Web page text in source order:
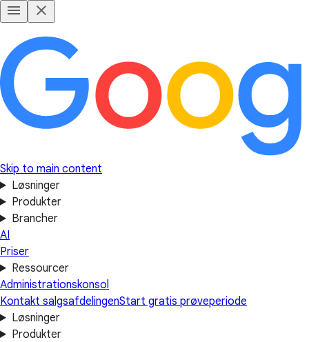
Skip to main content
Løsninger
Produkter
Brancher
AI
Priser
Ressourcer
Administrationskonsol
Kontakt salgsafdelingenStart gratis prøveperiode
Løsninger
Produkter